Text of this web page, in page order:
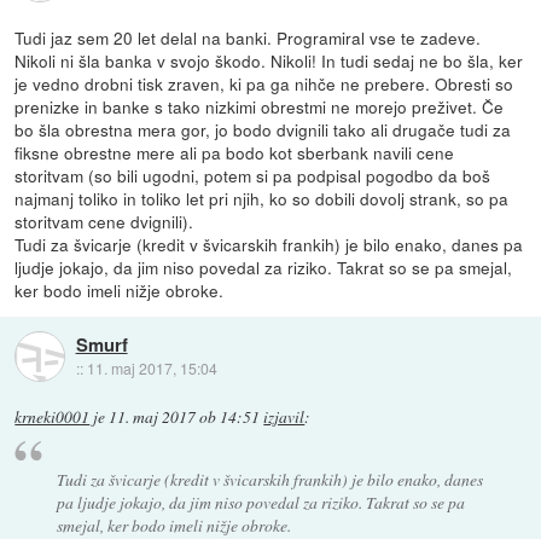
Tudi jaz sem 20 let delal na banki. Programiral vse te zadeve.
Nikoli ni šla banka v svojo škodo. Nikoli! In tudi sedaj ne bo šla, ker
je vedno drobni tisk zraven, ki pa ga nihče ne prebere. Obresti so
prenizke in banke s tako nizkimi obrestmi ne morejo preživet. Če
bo šla obrestna mera gor, jo bodo dvignili tako ali drugače tudi za
fiksne obrestne mere ali pa bodo kot sberbank navili cene
storitvam (so bili ugodni, potem si pa podpisal pogodbo da boš
najmanj toliko in toliko let pri njih, ko so dobili dovolj strank, so pa
storitvam cene dvignili).
Tudi za švicarje (kredit v švicarskih frankih) je bilo enako, danes pa
ljudje jokajo, da jim niso povedal za riziko. Takrat so se pa smejal,
ker bodo imeli nižje obroke.
Smurf
:: 11. maj 2017, 15:04
krneki0001 je 11. maj 2017 ob 14:51 izjavil:
Tudi za švicarje (kredit v švicarskih frankih) je bilo enako, danes
pa ljudje jokajo, da jim niso povedal za riziko. Takrat so se pa
smejal, ker bodo imeli nižje obroke.